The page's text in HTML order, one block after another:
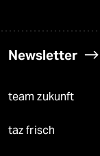
Newsletter
team zukunft
taz frisch